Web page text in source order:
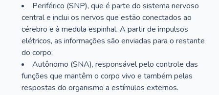
Periférico (SNP), que é parte do sistema nervoso
central e inclui os nervos que estão conectados ao
cérebro e à medula espinhal. A partir de impulsos
elétricos, as informações são enviadas para o restante
do corpo;
Autônomo (SNA), responsável pelo controle das
funções que mantêm o corpo vivo e também pelas
respostas do organismo a estímulos externos.